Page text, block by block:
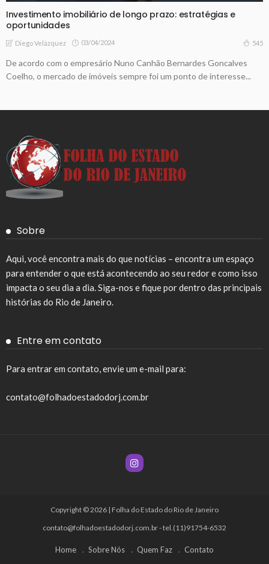
Investimento imobiliário de longo prazo: estratégias e
oportunidades
Diego Velázquez 03/04/2024 545
De acordo com o empresário Nuno Canhão Bernardes Goncalves
Coelho, o mercado de imóveis sempre foi um ponto de interesse...
Sobre
Aqui, você encontra mais do que notícias – encontra um espaço
para entender o que está acontecendo ao seu redor e como isso
impacta o seu dia a dia. Siga-nos e fique por dentro das principais
histórias do Rio de Janeiro.
Entre em contato
Para entrar em contato, envie um e-mail para:
contato@folhadoestadodorj.com.br
Copyright © 2026 | Folha do Estado do Rio de Janeiro
contato@folhadoestadodorj.com.br- tel.(11)91754-6532
Home Sobre Nós Quem Faz Contato